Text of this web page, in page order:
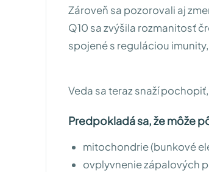
Zároveň sa pozorovali aj
Q10 sa zvýšila rozmanitosť
spojené s reguláciou
Veda sa teraz snaží
Predpokladá sa, že môže
mitochondrie (bunkové
ovplyvnenie zápalových